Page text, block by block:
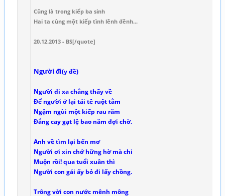
Cũng là trong kiếp ba sinh
Hai ta cùng một kiếp tình lênh đênh...
20.12.2013 - BS[/quote]
Người đi(y đề)
Người đi xa chẳng thấy về
Để người ở lại tái tê ruột tằm
Ngậm ngùi một kiếp rau răm
Đắng cay gạt lệ bao năm đợi chờ.
Anh về tìm lại bến mơ
Người ơi xin chớ hững hờ mà chi
Muộn rồi! qua tuổi xuân thì
Người con gái ấy bỏ đi lấy chồng.
Trông vời con nước mênh mông